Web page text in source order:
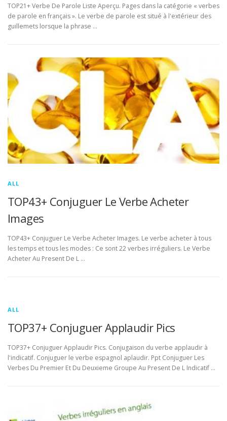
TOP21+ Verbe De Parole Liste Aperçu. Pages dans la catégorie « verbes
de parole en français ». Le verbe de parole est situé à l'extérieur des
guillemets lorsque la phrase …
ALL
TOP43+ Conjuguer Le Verbe Acheter
Images
TOP43+ Conjuguer Le Verbe Acheter Images. Le verbe acheter à tous
les temps et tous les modes : Ce sont 22 verbes irréguliers. Le Verbe
Acheter Au Present De L …
ALL
TOP37+ Conjuguer Applaudir Pics
TOP37+ Conjuguer Applaudir Pics. Conjugaison du verbe applaudir à
l'indicatif. Conjuguer le verbe espagnol aplaudir. Ppt Conjuguer Les
Verbes Du Premier Et Du Deuxieme Groupe Au Present De L Indicatif …